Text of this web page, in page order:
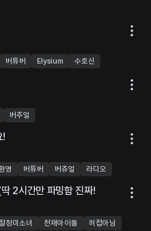
버튜버 Elysium 수호신
버추얼
!
영 버튜버 버츄얼 라디오
2시간만 파밍함 진짜!
정미소녀 천재아이돌
허접아님